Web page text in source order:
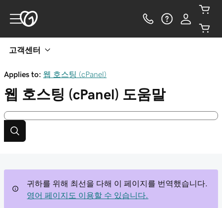
고객센터
Applies to: 웹 호스팅 (cPanel)
웹 호스팅 (cPanel) 도움말
귀하를 위해 최선을 다해 이 페이지를 번역했습니다.
영어 페이지도 이용할 수 있습니다.